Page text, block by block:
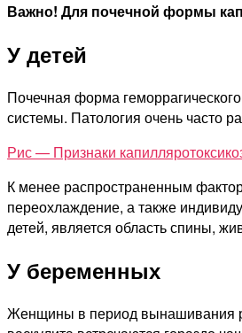
Важно! Для почечной формы
У детей
Почечная форма
системы. Патология очень часто
Рис — Признаки
К менее распространенным
переохлаждение, а также
детей, является область спины,
У беременных
Женщины в период вынашивания